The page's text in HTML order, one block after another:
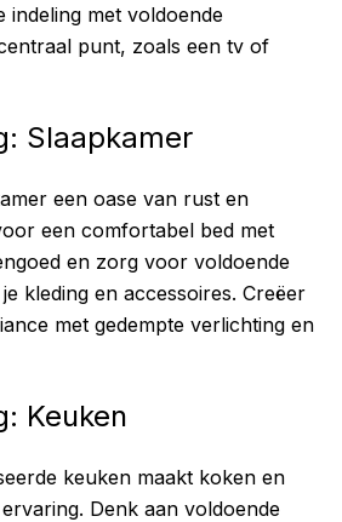
indeling met voldoende
punt, zoals een tv of
Slaapkamer
een oase van rust en
een comfortabel bed met
en zorg voor voldoende
kleding en accessoires. Creëer
met gedempte verlichting en
Keuken
keuken maakt koken en
Denk aan voldoende